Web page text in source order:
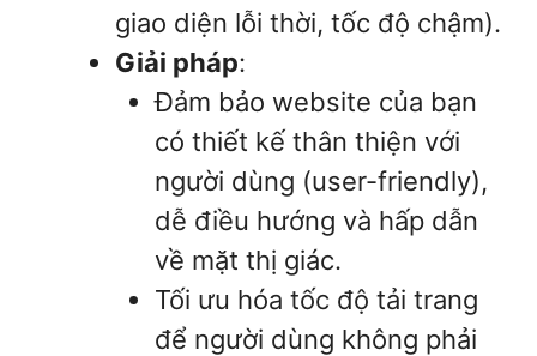
giao diện lỗi thời, tốc độ chậm).
Giải pháp:
Đảm bảo website của bạn
có thiết kế thân thiện với
người dùng (user-friendly),
dễ điều hướng và hấp dẫn
về mặt thị giác.
Tối ưu hóa tốc độ tải trang
để người dùng không phải